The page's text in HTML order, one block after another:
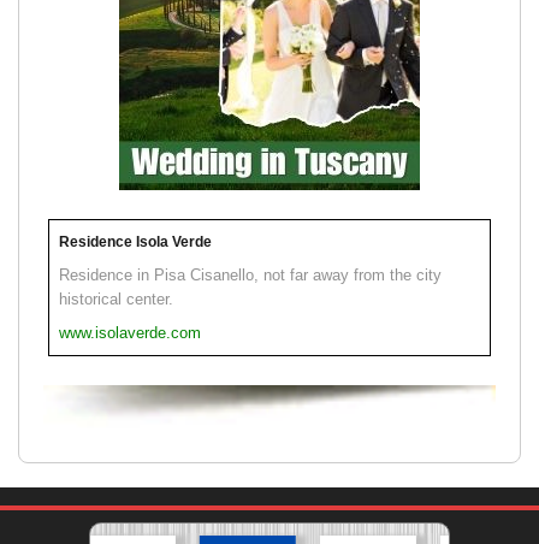
Residence Isola Verde
Residence in Pisa Cisanello, not far away from the city
historical center.
www.isolaverde.com